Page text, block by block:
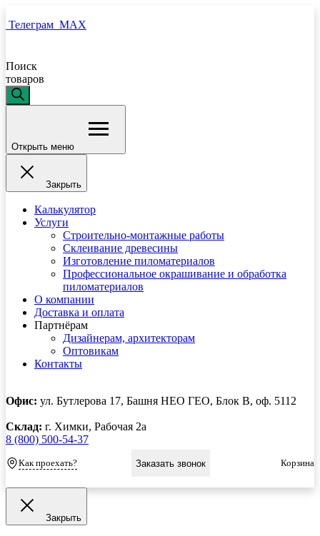
Телеграм MAX
Поиск
товаров
Открыть меню
Закрыть
Калькулятор
Услуги
Строительно-монтажные работы
Склеивание древесины
Изготовление пиломатериалов
Профессиональное окрашивание и обработка
пиломатериалов
О компании
Доставка и оплата
Партнёрам
Дизайнерам, архитекторам
Оптовикам
Контакты
Офис: ул. Бутлерова 17, Башня НЕО ГЕО, Блок В, оф. 5112
Склад: г. Химки, Рабочая 2а
8 (800) 500-54-37
Как проехать? Заказать звонок Корзина
Закрыть